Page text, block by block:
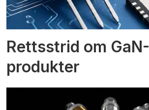
Rettsstrid om GaN-
produkter